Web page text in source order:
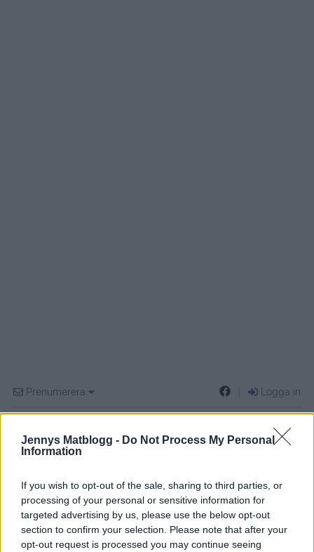
Jennys Matblogg - Do Not Process My Personal
Information
If you wish to opt-out of the sale, sharing to third parties, or
processing of your personal or sensitive information for
targeted advertising by us, please use the below opt-out
section to confirm your selection. Please note that after your
opt-out request is processed you may continue seeing
Prenumerera Logga in
{} [+]